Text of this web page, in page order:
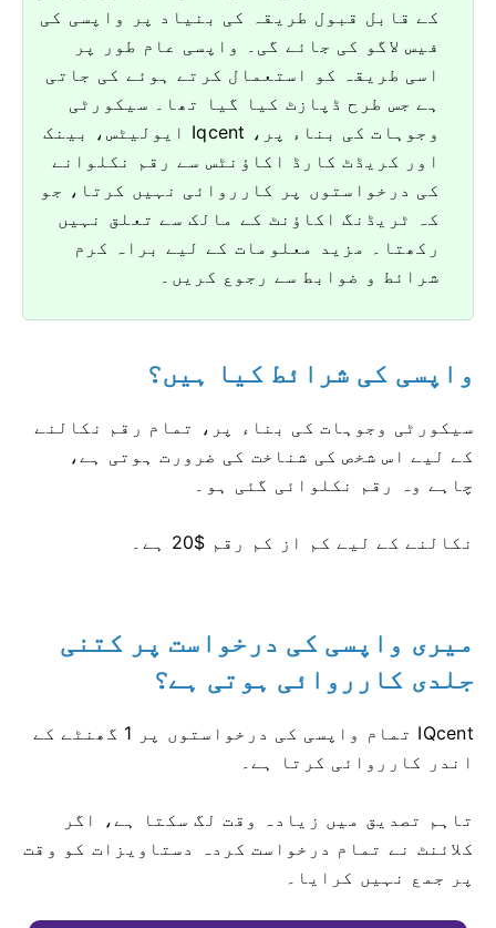
کے قابل قبول طریقہ کی بنیاد پر واپسی کی
فیس لاگو کی جائے گی۔
واپسی عام طور پر
اسی طریقہ کو استعمال کرتے ہوئے کی جاتی
ہے جس طرح ڈپازٹ کیا گیا تھا۔ سیکورٹی
وجوہات کی بناء پر، Iqcent ایولیٹس، بینک
اور کریڈٹ کارڈ اکاؤنٹس سے رقم نکلوانے
کی درخواستوں پر کارروائی نہیں کرتا، جو
کہ ٹریڈنگ اکاؤنٹ کے مالک سے تعلق نہیں
رکھتا۔
مزید معلومات کے لیے براہ کرم
شرائط و ضوابط سے رجوع کریں۔
واپسی کی شرائط کیا ہیں؟
سیکورٹی وجوہات کی بناء پر، تمام رقم نکالنے
کے لیے اس شخص کی شناخت کی ضرورت ہوتی ہے،
چاہے وہ رقم نکلوائی گئی ہو۔
نکالنے کے لیے کم از کم رقم $20 ہے۔
میری واپسی کی درخواست پر کتنی
جلدی کارروائی ہوتی ہے؟
IQcent تمام واپسی کی درخواستوں پر 1 گھنٹے کے
اندر کارروائی کرتا ہے۔
تاہم تصدیق میں زیادہ وقت لگ سکتا ہے، اگر
کلائنٹ نے تمام درخواست کردہ دستاویزات کو وقت
پر جمع نہیں کرایا۔